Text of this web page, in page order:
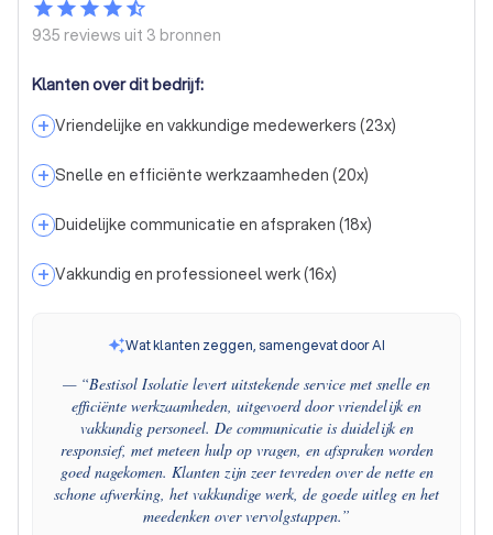
935 reviews uit 3 bronnen
Klanten over dit bedrijf:
+ Vriendelijke en vakkundige medewerkers (23x)
+ Snelle en efficiënte werkzaamheden (20x)
+ Duidelijke communicatie en afspraken (18x)
+ Vakkundig en professioneel werk(16x)
Wat klanten zeggen, samengevat door AI
— “Bestisol Isolatie levert uitstekende service met snelle en
efficiënte werkzaamheden, uitgevoerd door vriendelijk en
vakkundig personeel. De communicatie is duidelijk en
responsief, met meteen hulp op vragen, en afspraken worden
goed nagekomen. Klanten zijn zeer tevreden over de nette en
schone afwerking, het vakkundige werk, de goede uitleg en het
meedenken over vervolgstappen.”